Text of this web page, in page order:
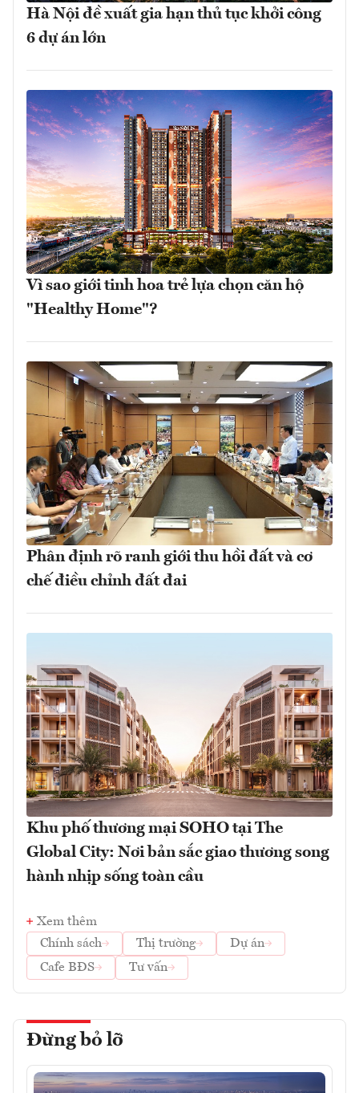
Hà Nội đề xuất gia hạn thủ tục khởi công
6 dự án lớn
Vì sao giới tinh hoa trẻ lựa chọn căn hộ
"Healthy Home"?
Phân định rõ ranh giới thu hồi đất và cơ
chế điều chỉnh đất đai
Khu phố thương mại SOHO tại The
Global City: Nơi bản sắc giao thương song
hành nhịp sống toàn cầu
Xem thêm
Chính sách
Thị trường
Dự án
Cafe BĐS
Tư vấn
Đừng bỏ lỡ